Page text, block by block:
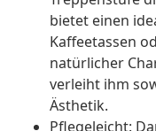
bietet einen
Kaffeetassen
natürlicher
verleiht ihm
Ästhetik.
Pflegeleicht: